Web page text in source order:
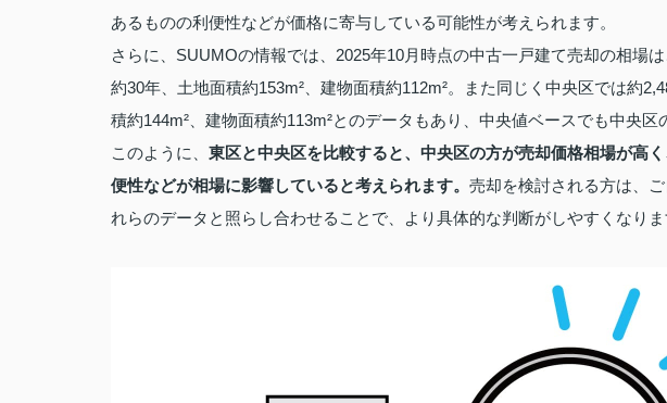
あるものの利便性などが価格に寄与している可能性が考えられます。
さらに、SUUMOの情報では、2025年10月時点の中古一戸建て売却の相場
約30年、土地面積約153m²、建物面積約112m²。また同じく中央区では約
積約144m²、建物面積約113m²とのデータもあり、中央値ベースでも中央区
このように、 東区と中央区を比較すると、中央区の方が売却価格相場が高
便性などが相場に影響していると考えられます。 売却を検討される方は、
れらのデータと照らし合わせることで、より具体的な判断がしやすくなりま